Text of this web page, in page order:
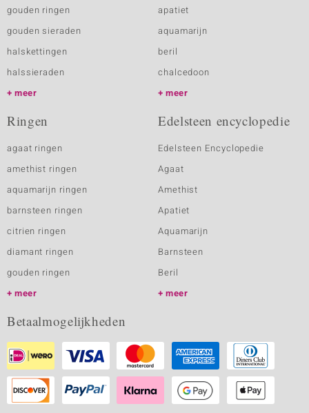
gouden ringen
gouden sieraden
halskettingen
halssieraden
meer
apatiet
aquamarijn
beril
chalcedoon
meer
Ringen
agaat ringen
amethist ringen
aquamarijn ringen
barnsteen ringen
citrien ringen
diamant ringen
gouden ringen
meer
Edelsteen encyclopedie
Edelsteen Encyclopedie
Agaat
Amethist
Apatiet
Aquamarijn
Barnsteen
Beril
meer
Betaalmogelijkheden